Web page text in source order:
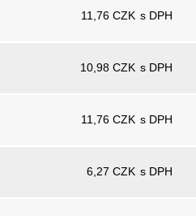
11,76 CZK s DPH
10,98 CZK s DPH
11,76 CZK s DPH
6,27 CZK s DPH